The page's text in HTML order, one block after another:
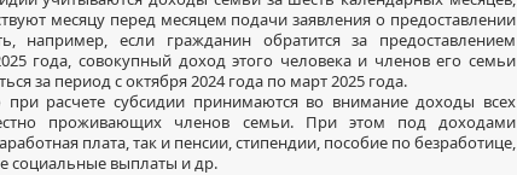
месяцу перед месяцем подачи заявления о предоставлении
например, если гражданин обратится за предоставлением
года, совокупный доход этого человека и членов его семьи
за период с октября 2024 года по март 2025 года.
при расчете субсидии принимаются во внимание доходы всех
проживающих членов семьи. При этом под доходами
плата, так и пенсии, стипендии, пособие по безработице,
социальные выплаты и др.